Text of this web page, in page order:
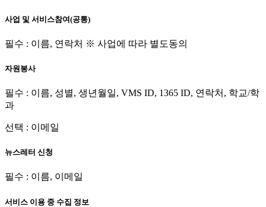
사업 및 서비스참여(공통)
필수 : 이름, 연락처 ※ 사업에 따라 별도동의
자원봉사
필수 : 이름, 성별, 생년월일, VMS ID, 1365 ID, 연락처, 학교/학
과
선택 : 이메일
뉴스레터 신청
필수 : 이름, 이메일
서비스 이용 중 수집 정보